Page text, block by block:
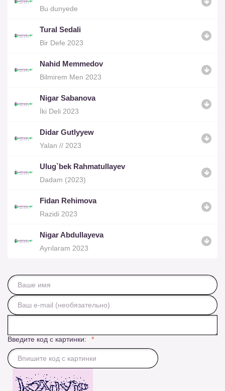
Bu dunyede
Tural Sedali
Bir Defe 2023
Nahid Memmedov
Bilmirem Men 2023
Nigar Sabanova
İki Deli 2023
Didar Gutlyyew
Yalan // 2023
Ulug`bek Rahmatullayev
Dadam (2023)
Fidan Rehimova
Razidi 2023
Nigar Abdullayeva
Ayrılaram 2023
Введите код с картинки: